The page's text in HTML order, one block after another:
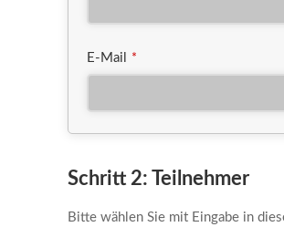
E-Mail *
Schritt 2: Teilnehmer
Bitte wählen Sie mit Eingabe in